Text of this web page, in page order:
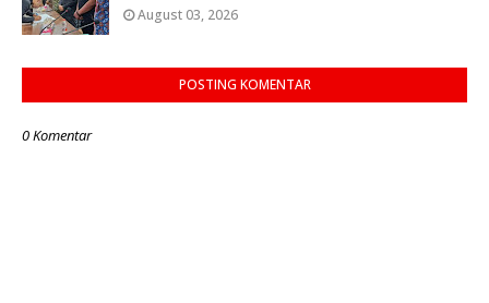
August 03, 2026
POSTING KOMENTAR
0 Komentar